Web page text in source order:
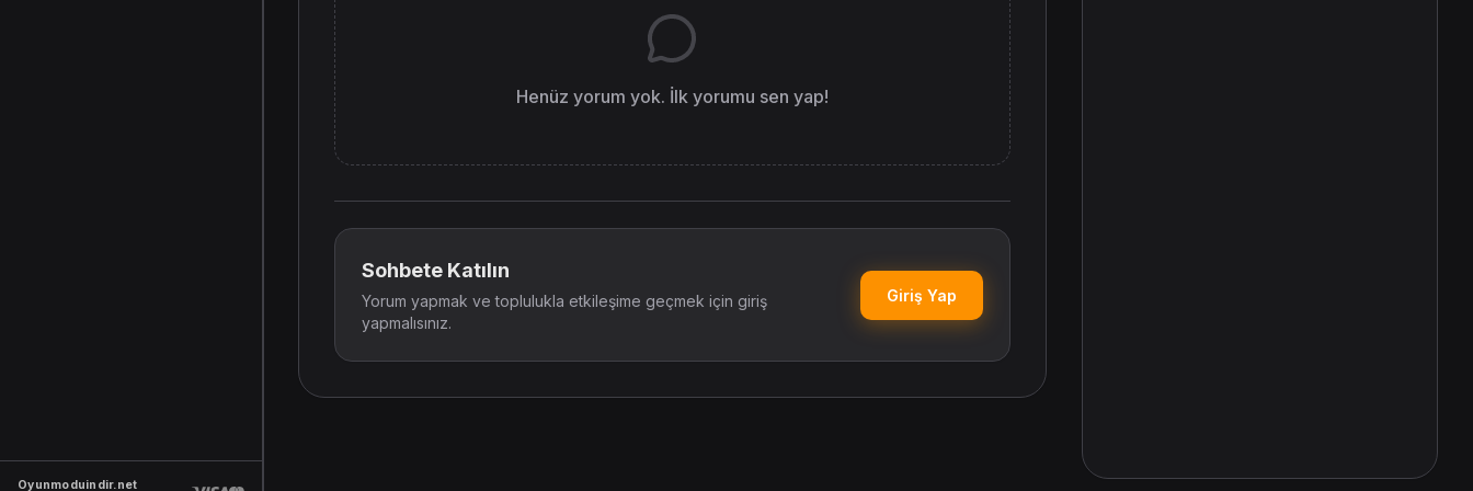
Oyunmoduindir.net
Henüz yorum yok. İlk yorumu sen yap!
Sohbete Katılın
Yorum yapmak ve toplulukla etkileşime geçmek için giriş
yapmalısınız.
Giriş Yap